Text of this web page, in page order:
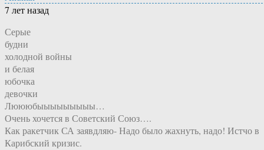
7 лет назад
Серые
будни
холодной войны
и белая
юбочка
девочки
Люююбыыыыыыыыы…
Очень хочется в Советский Союз….
Как ракетчик СА заявдляю- Надо было жахнуть, надо! Истчо в
Карибский кризис.